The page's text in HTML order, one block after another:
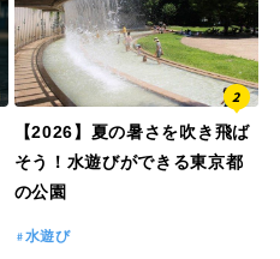
熊本
宮崎
【2026】夏の暑さを吹き飛ば
そう！水遊びができる東京都
の公園
水遊び